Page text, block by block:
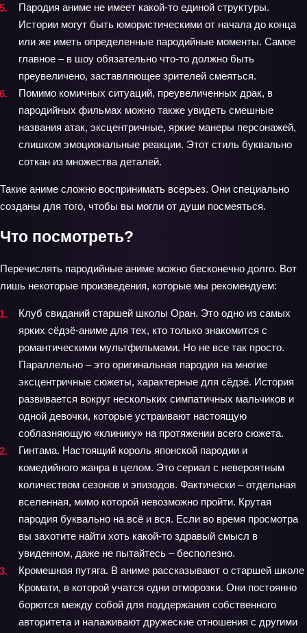
Пародия аниме не имеет какой-то единой структуры.
Истории могут быть юмористическими от начала до конца
или же иметь определенные пародийные моменты. Самое
главное – в шоу обязательно что-то должно быть
преувеличено, заставляющее зрителей смеяться.
Помимо комичных ситуаций, преувеличенных драк, в
пародийных фильмах можно также увидеть смешные
названия атак, эксцентричные, яркие манеры персонажей,
слишком эмоциональные реакции. Этот стиль буквально
соткан из множества деталей.
Такие аниме сложно воспринимать всерьез. Они специально
созданы для того, чтобы вы могли от души посмеяться.
Что посмотреть?
Перечислять пародийные аниме можно бесконечно долго. Вот
лишь некоторые произведения, которые мы рекомендуем:
Клуб свиданий старшей школы Оран. Это одно из самых
ярких сёдзё-аниме для тех, кто только знакомится с
романтическими мультфильмами. Но не все так просто.
Параллельно – это оригинальная пародия на многие
эксцентричные сюжеты, характерные для сёдзё. История
развивается вокруг нескольких симпатичных мальчиков и
одной девочки, которые устраивают настоящую
соблазняющую «клинику» на протяжении всего сюжета.
Гинтама. Настоящий король японской пародии и
комедийного жанра в целом. Это сериал с невероятным
количеством сезонов и эпизодов. Фактически – отдельная
вселенная, мимо которой невозможно пройти. Крутая
пародия буквально на всё и вся. Если во время просмотра
вы захотите найти хоть какой-то здравый смысл в
увиденном, даже не пытайтесь – бесполезно.
Кромешная путяга. В аниме рассказывают о старшей школе
Кромати, в которой учатся одни отморозки. Они постоянно
борются между собой для поддержания собственного
авторитета и налаживают дружеские отношения с другими